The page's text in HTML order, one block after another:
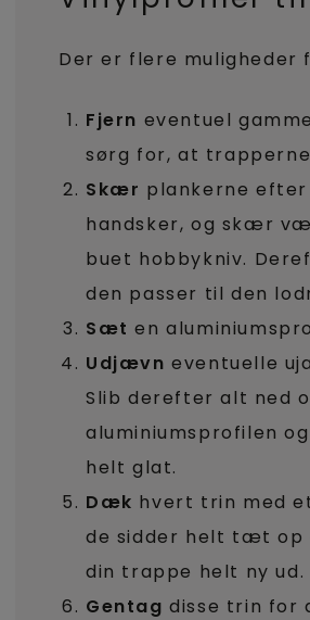
Der er flere muligheder
Fjern eventuel
sørg for, at
Skær plankerne
handsker, og skær
buet hobbykniv.
den passer til den
Sæt en
Udjævn eventuelle
Slib derefter alt ned
aluminiumsprofilen
helt glat.
Dæk hvert trin med
de sidder helt tæt op
din trappe helt ny ud.
Gentag disse trin for